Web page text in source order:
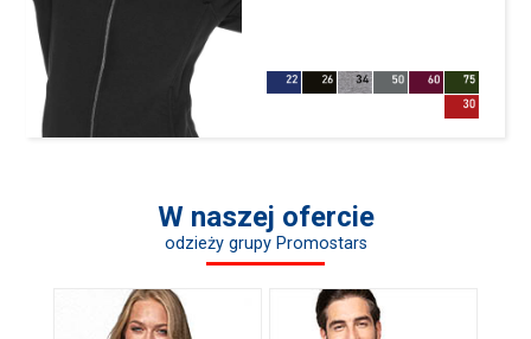
wyścielony materiałem single
jersey; regulacja kaptura n
W naszej ofercie
odzieży grupy Promostars